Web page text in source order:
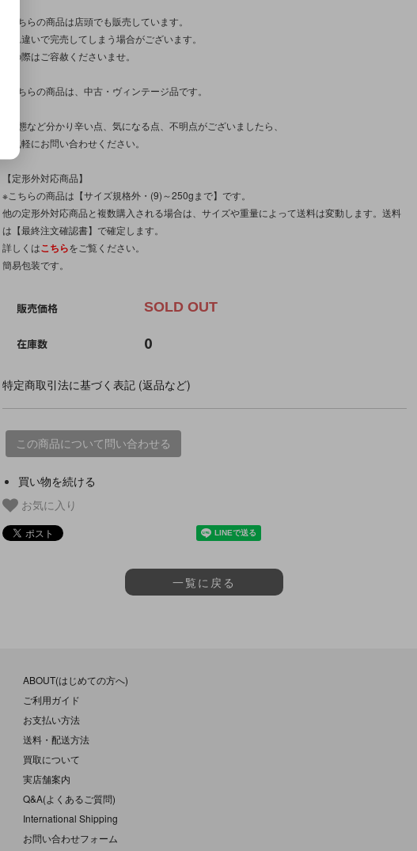
※こちらの商品は店頭でも販売しています。
入れ違いで完売してしまう場合がございます。
その際はご容赦くださいませ。
※こちらの商品は、中古・ヴィンテージ品です。
※状態など分かり辛い点、気になる点、不明点がございましたら、
お気軽にお問い合わせください。
【定形外対応商品】
※こちらの商品は【サイズ規格外・(9)～250gまで】です。
他の定形外対応商品と複数購入される場合は、サイズや重量によって送料は変動します。送料
は【最終注文確認書】で確定します。
詳しくはこちらをご覧ください。
簡易包装です。
販売価格 SOLD OUT
在庫数 0
特定商取引法に基づく表記 (返品など)
この商品について問い合わせる
買い物を続ける
お気に入り
一覧に戻る
ABOUT(はじめての方へ)
ご利用ガイド
お支払い方法
送料・配送方法
買取について
実店舗案内
Q&A(よくあるご質問)
International Shipping
お問い合わせフォーム